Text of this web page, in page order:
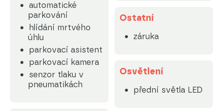
automatické
parkování
hlídání mrtvého
úhlu
parkovací asistent
parkovací kamera
senzor tlaku v
pneumatikách
Ostatní
záruka
Osvětlení
přední světla LED